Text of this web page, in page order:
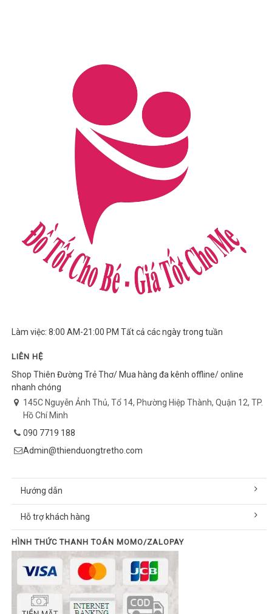
Làm việc: 8:00 AM-21:00 PM Tất cả các ngày trong tuần
LIÊN HỆ
Shop Thiên Đường Trẻ Thơ/ Mua hàng đa kênh offline/ online
nhanh chóng
145C Nguyễn Ảnh Thủ, Tổ 14, Phường Hiệp Thành, Quận 12, TP.
Hồ Chí Minh
090 7719 188
Admin@thienduongtretho.com
Hướng dẫn
Hỗ trợ khách hàng
HÌNH THỨC THANH TOÁN MOMO/ZALOPAY